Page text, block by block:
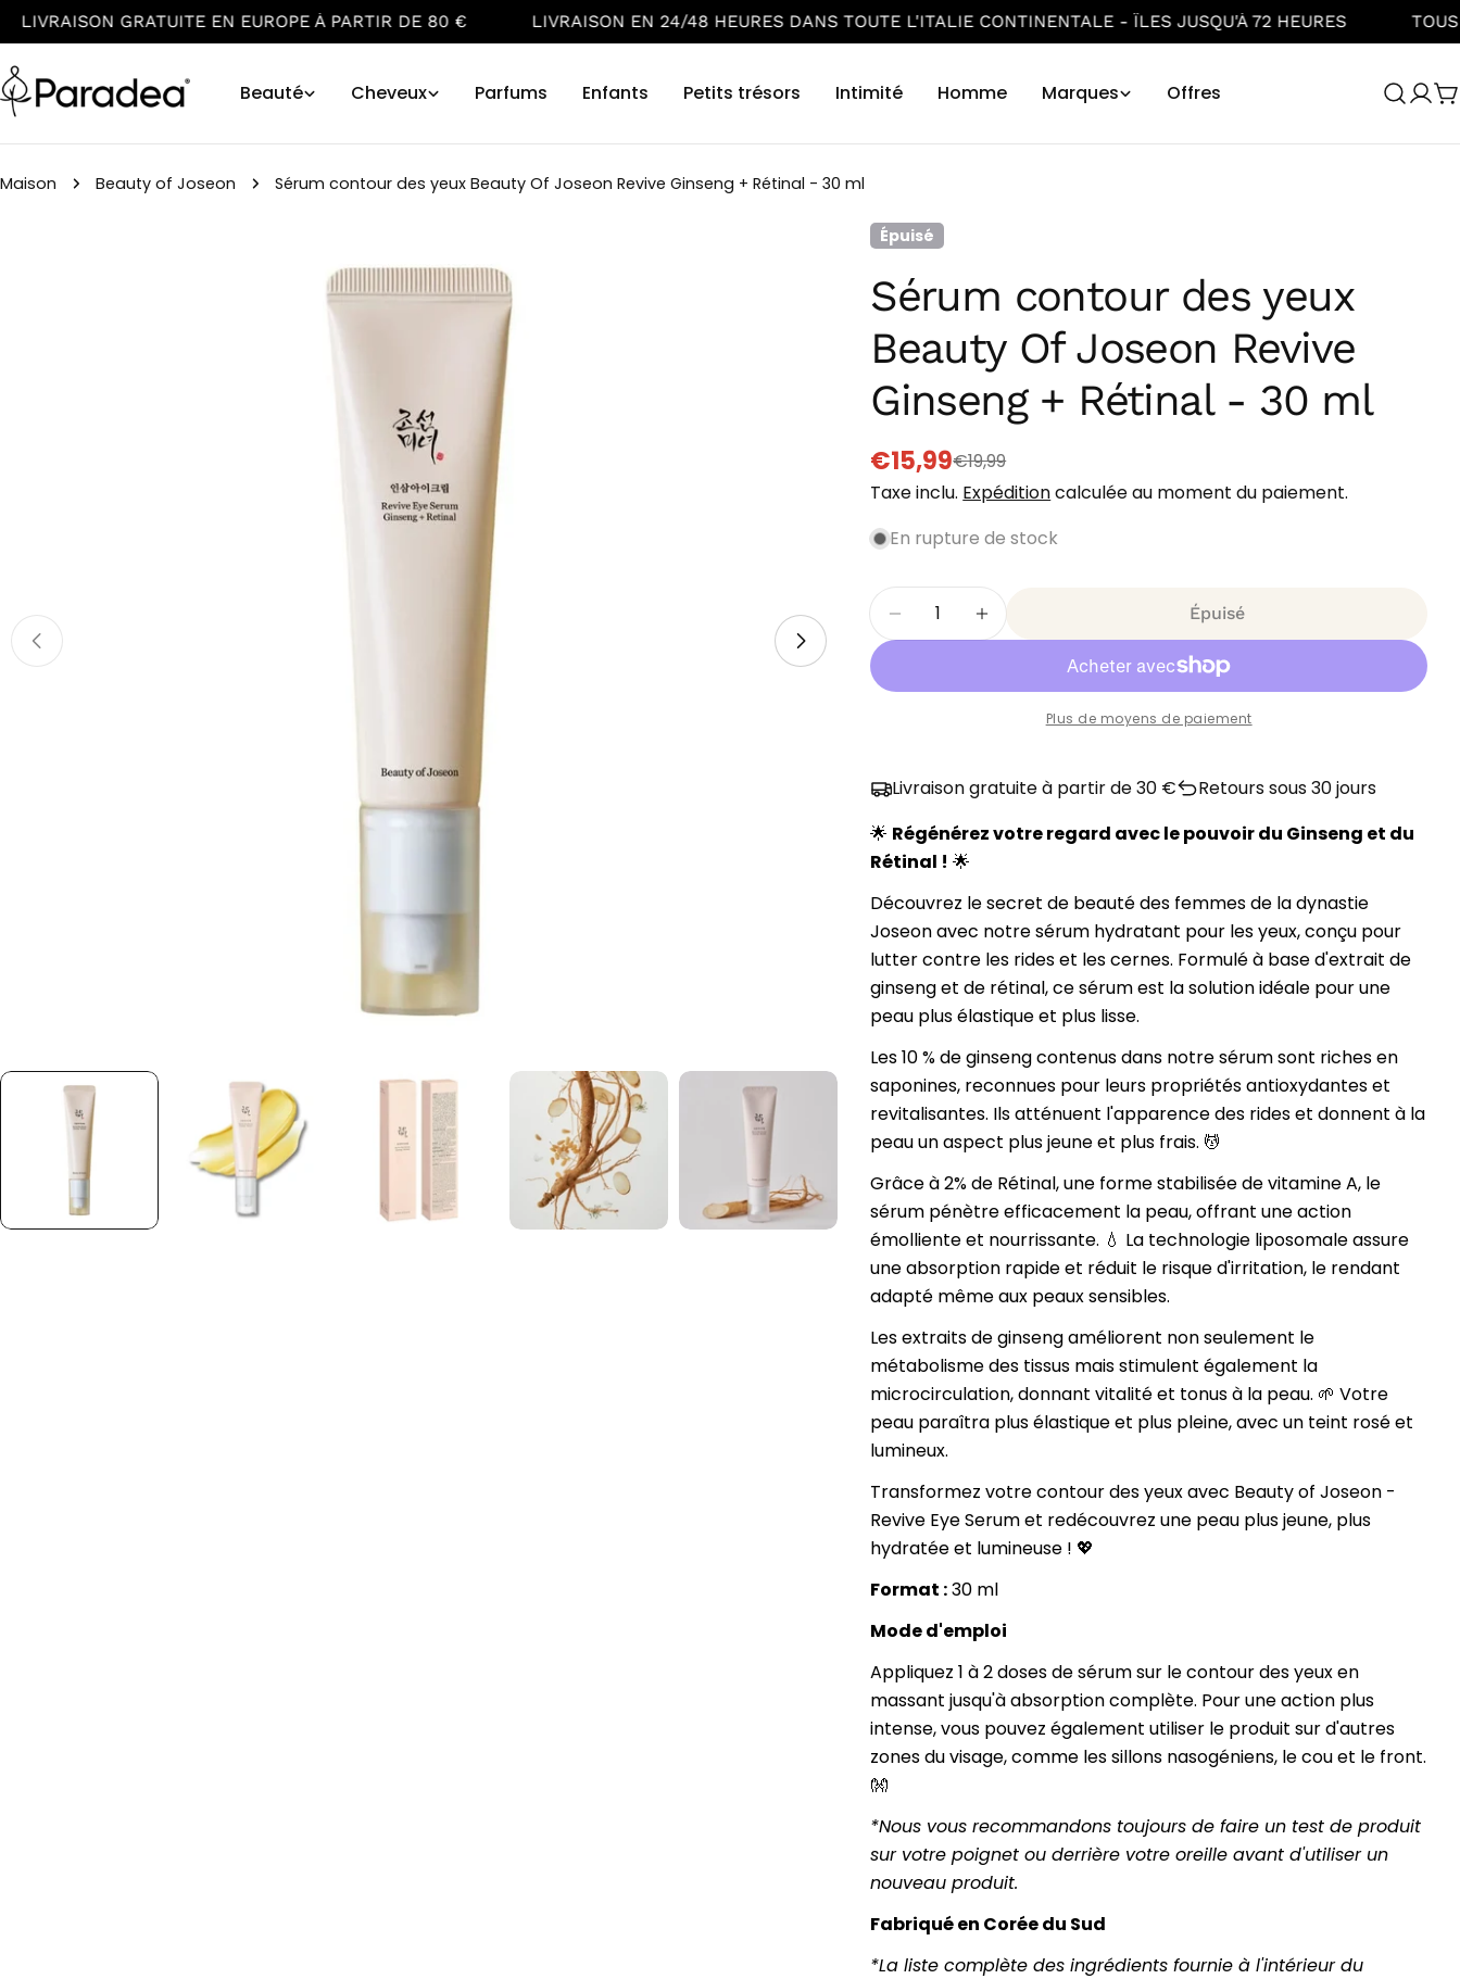
Aller
au
contenu
EUROPE À PARTIR DE 80 € LIVRAISON EN 24/48 HEURES DANS TOUTE L'ITALIE CONTINENTALE - ÎLES JUSQU'À 72 HEURES TOUS LES PRODUITS SONT
Beauté Cheveux Parfums Enfants Petits trésors Intimité Homme Marques Offres
Se
Maison Beauty of Joseon Sérum contour des yeux Beauty Of Joseon Revive Ginseng + Rétinal - 30 ml
le média 0 en mode modal Ouvrir le média 1 en mode modal
Épuisé
Sérum contour des yeux
Beauty Of Joseon Revive
Ginseng + Rétinal - 30 ml
Prix
de
€15,99
Prix
habituel
€19,99
Taxe inclu. Expéditioncalculée au moment du paiement.
En rupture de stock
Quantité
Diminuer La Quantité Pour Sérum Contour Des Yeux
Augmenter La Quantité Pour Sérum Contour
Épuisé
Plus de moyens de paiement
Livraison gratuite à partir de 30 €
Retours sous 30 jours
🌟 Régénérez votre regard avec le pouvoir du Ginseng et du
Rétinal ! 🌟
Découvrez le secret de beauté des femmes de la dynastie
Joseon avec notre sérum hydratant pour les yeux, conçu pour
lutter contre les rides et les cernes. Formulé à base d'extrait de
ginseng et de rétinal, ce sérum est la solution idéale pour une
peau plus élastique et plus lisse.
Les 10 % de ginseng contenus dans notre sérum sont riches en
saponines, reconnues pour leurs propriétés antioxydantes et
revitalisantes. Ils atténuent l'apparence des rides et donnent à la
peau un aspect plus jeune et plus frais. 💆
Grâce à 2% de Rétinal, une forme stabilisée de vitamine A, le
sérum pénètre efficacement la peau, offrant une action
émolliente et nourrissante. 💧 La technologie liposomale assure
une absorption rapide et réduit le risque d'irritation, le rendant
adapté même aux peaux sensibles.
Les extraits de ginseng améliorent non seulement le
métabolisme des tissus mais stimulent également la
microcirculation, donnant vitalité et tonus à la peau. 🌱 Votre
peau paraîtra plus élastique et plus pleine, avec un teint rosé et
lumineux.
Transformez votre contour des yeux avec Beauty of Joseon -
Revive Eye Serum et redécouvrez une peau plus jeune, plus
hydratée et lumineuse ! 💖
Format :30 ml
Mode d'emploi
Appliquez 1 à 2 doses de sérum sur le contour des yeux en
massant jusqu'à absorption complète. Pour une action plus
intense, vous pouvez également utiliser le produit sur d'autres
zones du visage, comme les sillons nasogéniens, le cou et le front.
👐
*Nous vous recommandons toujours de faire un test de produit
sur votre poignet ou derrière votre oreille avant d'utiliser un
nouveau produit.
Fabriqué en Corée du Sud
*La liste complète des ingrédients fournie à l'intérieur du